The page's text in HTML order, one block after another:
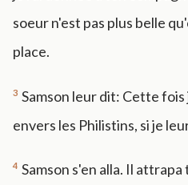
soeur n'est pas plus belle
place.
3 Samson leur dit: Cette fois
envers les Philistins, si je
4 Samson s'en alla. Il